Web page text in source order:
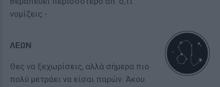
νομίζεις -.
ΛΕΩΝ
Θες να ξεχωρίσεις, αλλά σήμερα πιο
πολύ μετράει να είσαι παρών. Άκου